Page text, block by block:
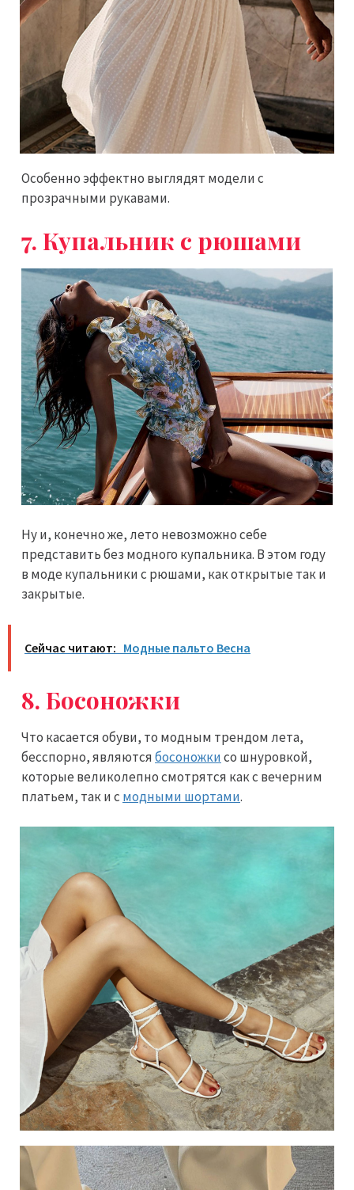
Особенно эффектно выглядят модели с
прозрачными рукавами.
7. Купальник с рюшами
Ну и, конечно же, лето невозможно себе
представить без модного купальника. В этом году
в моде купальники с рюшами, как открытые так и
закрытые.
Сейчас читают: Модные пальто Весна
8. Босоножки
Что касается обуви, то модным трендом лета,
бесспорно, являютсябосоножкисо шнуровкой,
которые великолепно смотрятся как с вечерним
платьем, так и с модными шортами.